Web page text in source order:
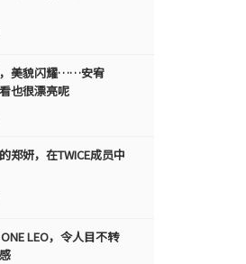
美貌闪耀……安宥
也很漂亮呢
郑妍，在TWICE成员中
LEO，令人目不转